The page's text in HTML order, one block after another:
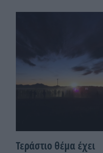
Τεράστιο θέμα έχει